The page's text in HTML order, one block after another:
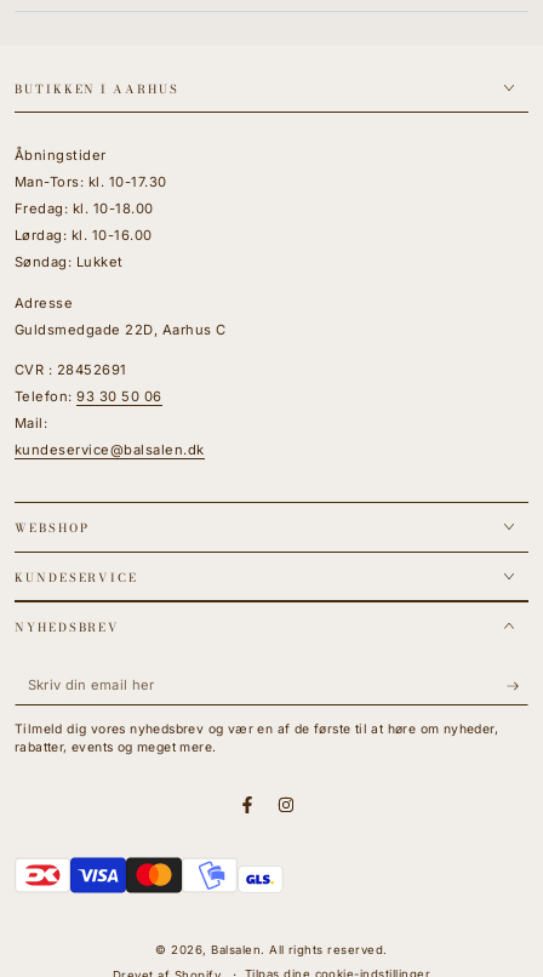
BUTIKKEN I AARHUS
Åbningstider
Man-Tors: kl. 10-17.30
Fredag: kl. 10-18.00
Lørdag: kl. 10-16.00
Søndag: Lukket
Adresse
Guldsmedgade 22D, Aarhus C
CVR : 28452691
Telefon:93 30 50 06
Mail:
kundeservice@balsalen.dk
WEBSHOP
KUNDESERVICE
NYHEDSBREV
Skriv
email
Tilmeld dig vores nyhedsbrev og vær en af de første til at høre om nyheder,
rabatter, events og meget mere.
FacebookInstagram
© 2026,Balsalen . All rights reserved.
Tilpas dine cookie-indstillinger
Betalingsmetoder